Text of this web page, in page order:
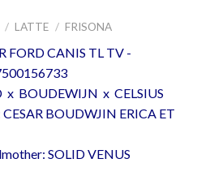
/ LATTE / FRISONA
FORD CANIS TL TV -
x BOUDEWIJN x CELSIUS
BOUDWJIN ERICA ET
SOLID VENUS